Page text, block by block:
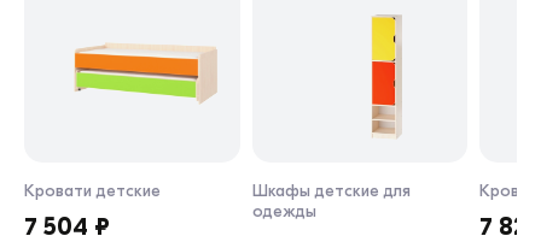
Кровати детские
7 504 ₽
Шкафы детские для
одежды
7